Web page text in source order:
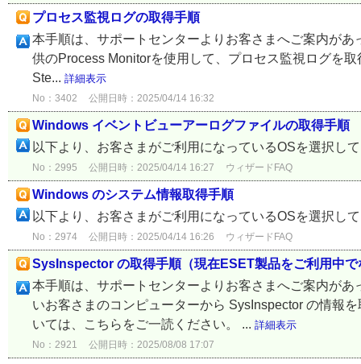
プロセス監視ログの取得手順
本手順は、サポートセンターよりお客さまへご案内が
供のProcess Monitorを使用して、プロセス監視ログを
Ste... 詳細表示
No：3402 公開日時：2025/04/14 16:32
Windows イベントビューアーログファイルの取得手順
以下より、お客さまがご利用になっているOSを選択し
No：2995 公開日時：2025/04/14 16:27 ウィザードFAQ
Windows のシステム情報取得手順
以下より、お客さまがご利用になっているOSを選択し
No：2974 公開日時：2025/04/14 16:26 ウィザードFAQ
SysInspector の取得手順（現在ESET製品をご利用中で
本手順は、サポートセンターよりお客さまへご案内が
いお客さまのコンピューターから SysInspector の情報
いては、こちらをご一読ください。 ... 詳細表示
No：2921 公開日時：2025/08/08 17:07